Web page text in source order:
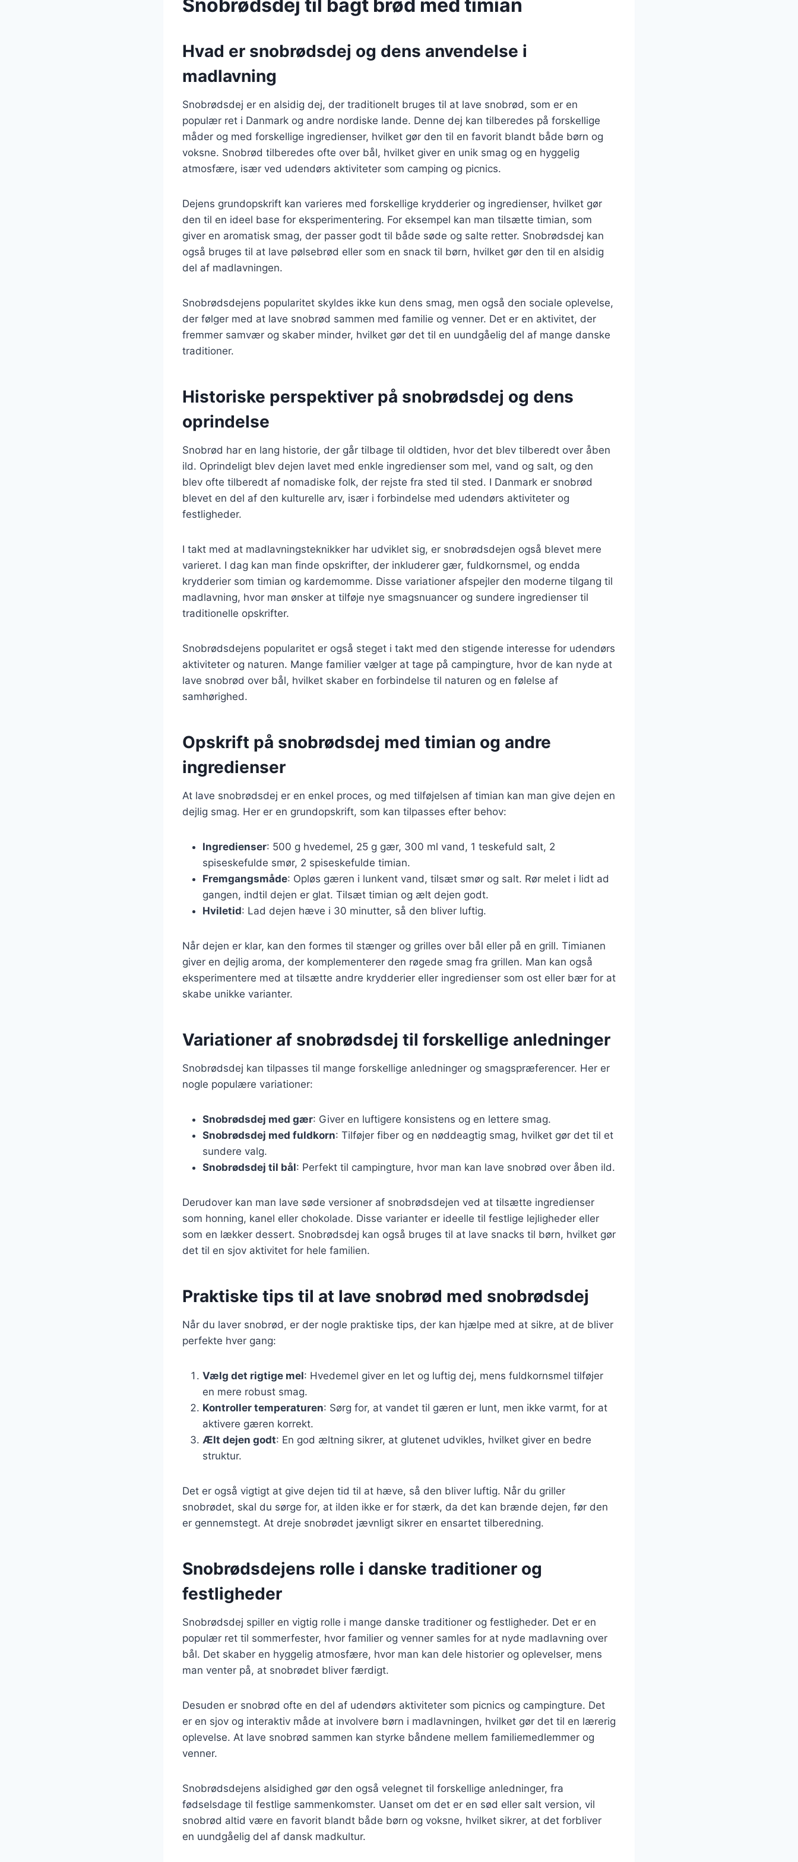
Snobrødsdej til bagt brød med timian
Hvad er snobrødsdej og dens anvendelse i
madlavning
Snobrødsdej er en alsidig dej, der traditionelt bruges til at lave snobrød, som er en
populær ret i Danmark og andre nordiske lande. Denne dej kan tilberedes på forskellige
måder og med forskellige ingredienser, hvilket gør den til en favorit blandt både børn og
voksne. Snobrød tilberedes ofte over bål, hvilket giver en unik smag og en hyggelig
atmosfære, især ved udendørs aktiviteter som camping og picnics.
Dejens grundopskrift kan varieres med forskellige krydderier og ingredienser, hvilket gør
den til en ideel base for eksperimentering. For eksempel kan man tilsætte timian, som
giver en aromatisk smag, der passer godt til både søde og salte retter. Snobrødsdej kan
også bruges til at lave pølsebrød eller som en snack til børn, hvilket gør den til en alsidig
del af madlavningen.
Snobrødsdejens popularitet skyldes ikke kun dens smag, men også den sociale oplevelse,
der følger med at lave snobrød sammen med familie og venner. Det er en aktivitet, der
fremmer samvær og skaber minder, hvilket gør det til en uundgåelig del af mange danske
traditioner.
Historiske perspektiver på snobrødsdej og dens
oprindelse
Snobrød har en lang historie, der går tilbage til oldtiden, hvor det blev tilberedt over åben
ild. Oprindeligt blev dejen lavet med enkle ingredienser som mel, vand og salt, og den
blev ofte tilberedt af nomadiske folk, der rejste fra sted til sted. I Danmark er snobrød
blevet en del af den kulturelle arv, især i forbindelse med udendørs aktiviteter og
festligheder.
I takt med at madlavningsteknikker har udviklet sig, er snobrødsdejen også blevet mere
varieret. I dag kan man finde opskrifter, der inkluderer gær, fuldkornsmel, og endda
krydderier som timian og kardemomme. Disse variationer afspejler den moderne tilgang til
madlavning, hvor man ønsker at tilføje nye smagsnuancer og sundere ingredienser til
traditionelle opskrifter.
Snobrødsdejens popularitet er også steget i takt med den stigende interesse for udendørs
aktiviteter og naturen. Mange familier vælger at tage på campingture, hvor de kan nyde at
lave snobrød over bål, hvilket skaber en forbindelse til naturen og en følelse af
samhørighed.
Opskrift på snobrødsdej med timian og andre
ingredienser
At lave snobrødsdej er en enkel proces, og med tilføjelsen af timian kan man give dejen en
dejlig smag. Her er en grundopskrift, som kan tilpasses efter behov:
Ingredienser: 500 g hvedemel, 25 g gær, 300 ml vand, 1 teskefuld salt, 2
spiseskefulde smør, 2 spiseskefulde timian.
Fremgangsmåde: Opløs gæren i lunkent vand, tilsæt smør og salt. Rør melet i lidt ad
gangen, indtil dejen er glat. Tilsæt timian og ælt dejen godt.
Hviletid: Lad dejen hæve i 30 minutter, så den bliver luftig.
Når dejen er klar, kan den formes til stænger og grilles over bål eller på en grill. Timianen
giver en dejlig aroma, der komplementerer den røgede smag fra grillen. Man kan også
eksperimentere med at tilsætte andre krydderier eller ingredienser som ost eller bær for at
skabe unikke varianter.
Variationer af snobrødsdej til forskellige anledninger
Snobrødsdej kan tilpasses til mange forskellige anledninger og smagspræferencer. Her er
nogle populære variationer:
Snobrødsdej med gær: Giver en luftigere konsistens og en lettere smag.
Snobrødsdej med fuldkorn: Tilføjer fiber og en nøddeagtig smag, hvilket gør det til et
sundere valg.
Snobrødsdej til bål: Perfekt til campingture, hvor man kan lave snobrød over åben ild.
Derudover kan man lave søde versioner af snobrødsdejen ved at tilsætte ingredienser
som honning, kanel eller chokolade. Disse varianter er ideelle til festlige lejligheder eller
som en lækker dessert. Snobrødsdej kan også bruges til at lave snacks til børn, hvilket gør
det til en sjov aktivitet for hele familien.
Praktiske tips til at lave snobrød med snobrødsdej
Når du laver snobrød, er der nogle praktiske tips, der kan hjælpe med at sikre, at de bliver
perfekte hver gang:
Vælg det rigtige mel: Hvedemel giver en let og luftig dej, mens fuldkornsmel tilføjer
en mere robust smag.
Kontroller temperaturen: Sørg for, at vandet til gæren er lunt, men ikke varmt, for at
aktivere gæren korrekt.
Ælt dejen godt: En god æltning sikrer, at glutenet udvikles, hvilket giver en bedre
struktur.
Det er også vigtigt at give dejen tid til at hæve, så den bliver luftig. Når du griller
snobrødet, skal du sørge for, at ilden ikke er for stærk, da det kan brænde dejen, før den
er gennemstegt. At dreje snobrødet jævnligt sikrer en ensartet tilberedning.
Snobrødsdejens rolle i danske traditioner og
festligheder
Snobrødsdej spiller en vigtig rolle i mange danske traditioner og festligheder. Det er en
populær ret til sommerfester, hvor familier og venner samles for at nyde madlavning over
bål. Det skaber en hyggelig atmosfære, hvor man kan dele historier og oplevelser, mens
man venter på, at snobrødet bliver færdigt.
Desuden er snobrød ofte en del af udendørs aktiviteter som picnics og campingture. Det
er en sjov og interaktiv måde at involvere børn i madlavningen, hvilket gør det til en lærerig
oplevelse. At lave snobrød sammen kan styrke båndene mellem familiemedlemmer og
venner.
Snobrødsdejens alsidighed gør den også velegnet til forskellige anledninger, fra
fødselsdage til festlige sammenkomster. Uanset om det er en sød eller salt version, vil
snobrød altid være en favorit blandt både børn og voksne, hvilket sikrer, at det forbliver
en uundgåelig del af dansk madkultur.